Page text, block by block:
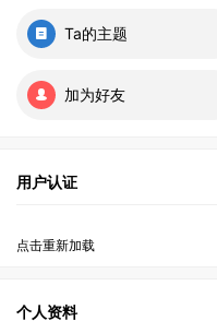
Ta的主题
加为好友
用户认证
点击重新加载
个人资料